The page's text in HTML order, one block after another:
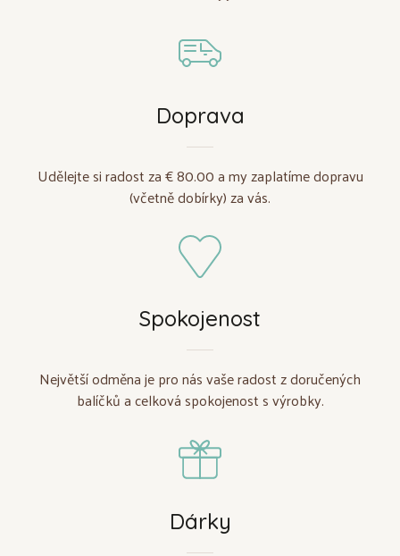
Doprava
Udělejte si radost za € 80.00 a my zaplatíme dopravu
(včetně dobírky) za vás.
Spokojenost
Největší odměna je pro nás vaše radost z doručených
balíčků a celková spokojenost s výrobky.
Dárky